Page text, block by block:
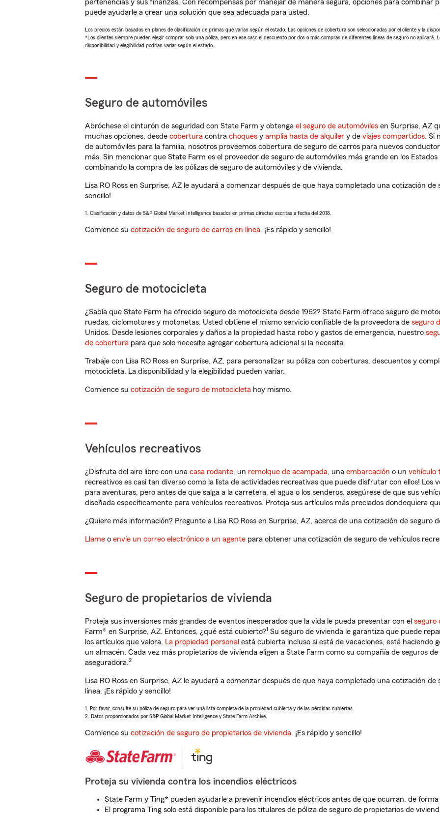
pertenencias y sus finanzas. Con recompensas por manejar de manera segura, opciones para combinar
puede ayudarle a crear una solución que sea adecuada para usted.
Los precios están basados en planes de clasificación de primas que varían según el estado. Las opciones de cobertura son seleccionadas por el cliente y la
*Los clientes siempre pueden elegir comprar solo una póliza, pero en ese caso el descuento por dos o más compras de diferentes líneas de seguro no aplicará.
disponibilidad y elegibilidad podrían variar según el estado.
Seguro de automóviles
Abróchese el cinturón de seguridad con State Farm y obtenga el seguro de automóviles en Surprise, AZ
muchas opciones, desde cobertura contra choques y amplia hasta de alquiler y de viajes compartidos. Si
de automóviles para la familia, nosotros proveemos cobertura de seguro de carros para nuevos
más. Sin mencionar que State Farm es el proveedor de seguro de automóviles más grande en los Estados
combinando la compra de las pólizas de seguro de automóviles y de vivienda.
Lisa RO Ross en Surprise, AZ le ayudará a comenzar después de que haya completado una cotización de
sencillo!
1. Clasificación y datos de S&P Global Market Intelligence basados en primas directas escritas a fecha del 2018.
Comience su cotización de seguro de carros en línea. ¡Es rápido y sencillo!
Seguro de motocicleta
¿Sabía que State Farm ha ofrecido seguro de motocicleta desde 1962? State Farm ofrece seguro de
ruedas, ciclomotores y motonetas. Usted obtiene el mismo servicio confiable de la proveedora de seguro
Unidos. Desde lesiones corporales y daños a la propiedad hasta robo y gastos de emergencia, nuestro
de cobertura para que solo necesite agregar cobertura adicional si la necesita.
Trabaje con Lisa RO Ross en Surprise, AZ, para personalizar su póliza con coberturas, descuentos y
motocicleta. La disponibilidad y la elegibilidad pueden variar.
Comience su cotización de seguro de motocicleta hoy mismo.
Vehículos recreativos
¿Disfruta del aire libre con una casa rodante, un remolque de acampada, una embarcación o un vehículo
recreativos es casi tan diverso como la lista de actividades recreativas que puede disfrutar con ellos! Los
para aventuras, pero antes de que salga a la carretera, el agua o los senderos, asegúrese de que sus
diseñada específicamente para vehículos recreativos. Proteja sus artículos más preciados dondequiera
¿Quiere más información? Pregunte a Lisa RO Ross en Surprise, AZ, acerca de una cotización de seguro
Llame o envíe un correo electrónico a un agente para obtener una cotización de seguro de vehículos
Seguro de propietarios de vivienda
Proteja sus inversiones más grandes de eventos inesperados que la vida le pueda presentar con el seguro
Farm® en Surprise, AZ. Entonces, ¿qué está cubierto?1 Su seguro de vivienda le garantiza que puede
los artículos que valora. La propiedad personal está cubierta incluso si está de vacaciones, está haciendo
un almacén. Cada vez más propietarios de vivienda eligen a State Farm como su compañía de seguros
aseguradora.2
Lisa RO Ross en Surprise, AZ le ayudará a comenzar después de que haya completado una cotización
línea. ¡Es rápido y sencillo!
1. Por favor, consulte su póliza de seguro para ver una lista completa de la propiedad cubierta y de las pérdidas cubiertas.
2. Datos proporcionados por S&P Global Market Intelligence y State Farm Archive.
Comience su cotización de seguro de propietarios de vivienda. ¡Es rápido y sencillo!
Proteja su vivienda contra los incendios eléctricos
State Farm y Ting* pueden ayudarle a prevenir incendios eléctricos antes de que ocurran, de
El programa Ting solo está disponible para los titulares de póliza de seguro de propietarios de